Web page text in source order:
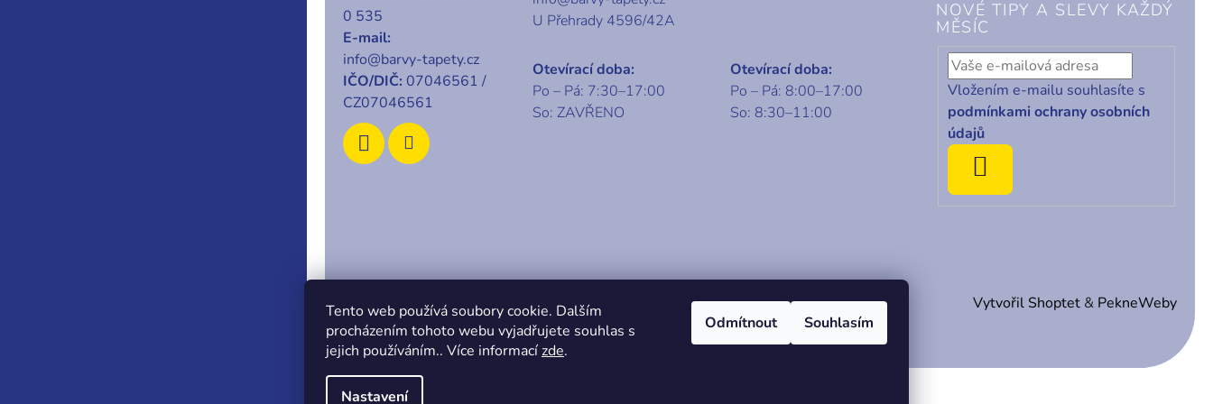
Tento web používá soubory cookie. Dalším
procházením tohoto webu vyjadřujete souhlas s
jejich používáním.. Více informacízde.
Nastavení
Odmítnout Souhlasím
0 535
E-mail:
info@barvy-tapety.cz
IČO/DIČ: 07046561 /
CZ07046561
U Přehrady 4596/42A
Otevírací doba:
Po – Pá: 7:30–17:00
So: ZAVŘENO
Otevírací doba:
Po – Pá: 8:00–17:00
So: 8:30–11:00
NOVÉ TIPY A SLEVY KAŽDÝ
MĚSÍC
Vložením e-mailu souhlasíte s
podmínkami ochrany osobních
údajů
Vytvořil Shoptet & PekneWeby
Copyright 2026 KABA centrum . Všechna práva vyhrazena.